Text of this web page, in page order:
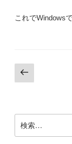
これでWindows
投
稿
ー
ジ
前
の
ジ
索: